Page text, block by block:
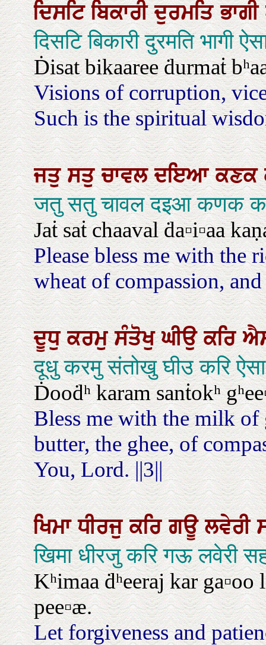
ਦਿਸਟਿਬਿਕਾਰੀਦੁਰਮਤਿਭਾਗੀ
दिसटि बिकारी दुरमति भागी
Ḋisat bikaaree ḋurmaṫ
Visions of corruption,
Such is the spiritual
ਜਤੁਸਤੁਚਾਵਲਦਇਆਕਣਕ
जतु सतु चावल दइआ कणक करि
Jaṫ saṫ chaaval ḋa▫i▫aa
Please bless me with the
wheat of compassion,
ਦੂਧੁਕਰਮੁਸੰਤੋਖੁਘੀਉਕਰਿ
दूधु करमु संतोखु घीउ करि
Ḋooḋʰ karam sanṫokʰ
Bless me with the milk of
butter, the ghee, of
You, Lord. ||3||
ਖਿਮਾਧੀਰਜੁਕਰਿਗਊਲਵੇਰੀ
खिमा धीरजु करि गऊ लवेरी
Kʰimaa ḋʰeeraj kar ga▫oo
pee▫æ.
Let forgiveness and